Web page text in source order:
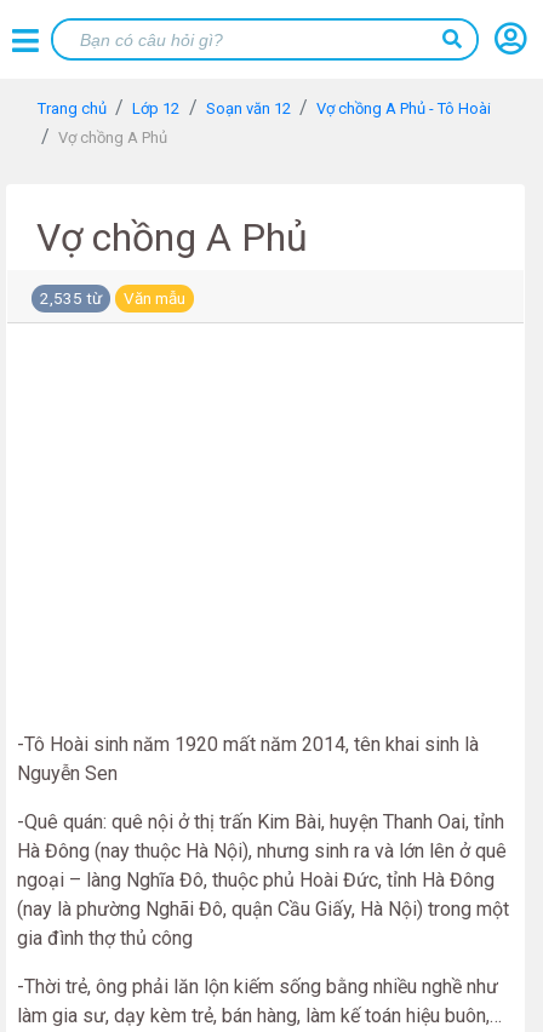
Trang chủ Lớp 12 Soạn văn 12
Vợ chồng A Phủ - Tô Hoài
Vợ chồng A Phủ
Vợ chồng A Phủ
2,535 từ Văn mẫu
-Tô Hoài sinh năm 1920 mất năm 2014, tên khai sinh là
Nguyễn Sen
-Quê quán: quê nội ở thị trấn Kim Bài, huyện Thanh Oai, tỉnh
Hà Đông (nay thuộc Hà Nội), nhưng sinh ra và lớn lên ở quê
ngoại – làng Nghĩa Đô, thuộc phủ Hoài Đức, tỉnh Hà Đông
(nay là phường Nghãi Đô, quận Cầu Giấy, Hà Nội) trong một
gia đình thợ thủ công
-Thời trẻ, ông phải lăn lộn kiếm sống bằng nhiều nghề như
làm gia sư, dạy kèm trẻ, bán hàng, làm kế toán hiệu buôn,…